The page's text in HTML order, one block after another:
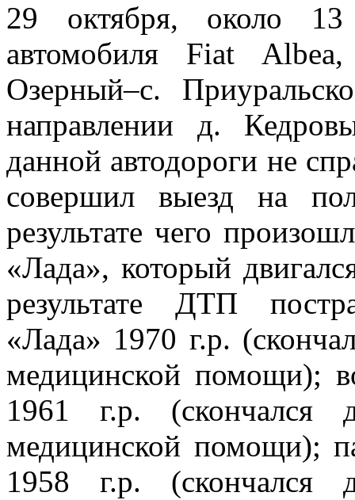
29 октября, около
автомобиля Fiat
Озерный–с.
направлении д.
данной автодороги не
совершил выезд на
результате чего
«Лада», который
результате ДТП
«Лада» 1970 г.р.
медицинской помощи);
1961 г.р. (скончался
медицинской помощи);
1958 г.р. (скончался